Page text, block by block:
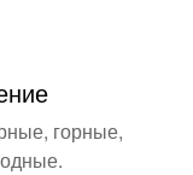
горные,